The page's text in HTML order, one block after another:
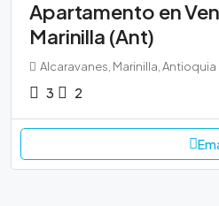
Apartamento en
Marinilla (Ant)
Alcaravanes, Marinilla, Antioquia
3 2